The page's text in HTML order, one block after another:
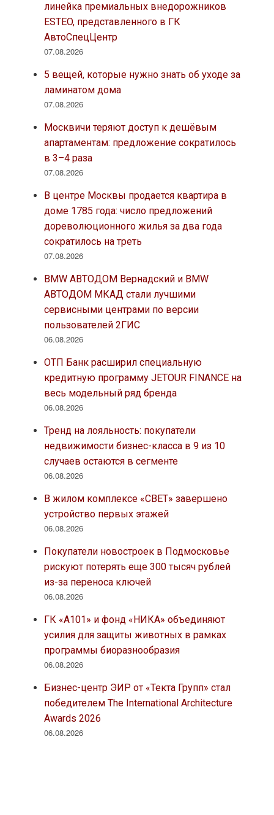
линейка премиальных внедорожников
ESTEO, представленного в ГК
АвтоСпецЦентр
07.08.2026
5 вещей, которые нужно знать об уходе за
ламинатом дома
07.08.2026
Москвичи теряют доступ к дешёвым
апартаментам: предложение сократилось
в 3–4 раза
07.08.2026
В центре Москвы продается квартира в
доме 1785 года: число предложений
дореволюционного жилья за два года
сократилось на треть
07.08.2026
BMW АВТОДОМ Вернадский и BMW
АВТОДОМ МКАД стали лучшими
сервисными центрами по версии
пользователей 2ГИС
06.08.2026
ОТП Банк расширил специальную
кредитную программу JETOUR FINANCE на
весь модельный ряд бренда
06.08.2026
Тренд на лояльность: покупатели
недвижимости бизнес-класса в 9 из 10
случаев остаются в сегменте
06.08.2026
В жилом комплексе «СВЕТ» завершено
устройство первых этажей
06.08.2026
Покупатели новостроек в Подмосковье
рискуют потерять еще 300 тысяч рублей
из-за переноса ключей
06.08.2026
ГК «А101» и фонд «НИКА» объединяют
усилия для защиты животных в рамках
программы биоразнообразия
06.08.2026
Бизнес-центр ЭИР от «Текта Групп» стал
победителем The International Architecture
Awards 2026
06.08.2026